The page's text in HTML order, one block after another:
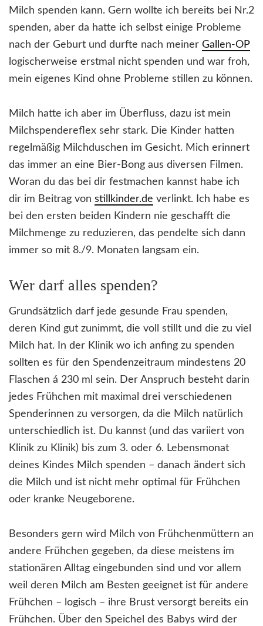
Milch spenden kann. Gern wollte ich bereits bei Nr.2
spenden, aber da hatte ich selbst einige Probleme
nach der Geburt und durfte nach meiner Gallen-OP
logischerweise erstmal nicht spenden und war froh,
mein eigenes Kind ohne Probleme stillen zu können.
Milch hatte ich aber im Überfluss, dazu ist mein
Milchspendereflex sehr stark. Die Kinder hatten
regelmäßig Milchduschen im Gesicht. Mich erinnert
das immer an eine Bier-Bong aus diversen Filmen.
Woran du das bei dir festmachen kannst habe ich
dir im Beitrag von stillkinder.de verlinkt. Ich habe es
bei den ersten beiden Kindern nie geschafft die
Milchmenge zu reduzieren, das pendelte sich dann
immer so mit 8./9. Monaten langsam ein.
Wer darf alles spenden?
Grundsätzlich darf jede gesunde Frau spenden,
deren Kind gut zunimmt, die voll stillt und die zu viel
Milch hat. In der Klinik wo ich anfing zu spenden
sollten es für den Spendenzeitraum mindestens 20
Flaschen á 230 ml sein. Der Anspruch besteht darin
jedes Frühchen mit maximal drei verschiedenen
Spenderinnen zu versorgen, da die Milch natürlich
unterschiedlich ist. Du kannst (und das variiert von
Klinik zu Klinik) bis zum 3. oder 6. Lebensmonat
deines Kindes Milch spenden – danach ändert sich
die Milch und ist nicht mehr optimal für Frühchen
oder kranke Neugeborene.
Besonders gern wird Milch von Frühchenmüttern an
andere Frühchen gegeben, da diese meistens im
stationären Alltag eingebunden sind und vor allem
weil deren Milch am Besten geeignet ist für andere
Frühchen – logisch – ihre Brust versorgt bereits ein
Frühchen. Über den Speichel des Babys wird der